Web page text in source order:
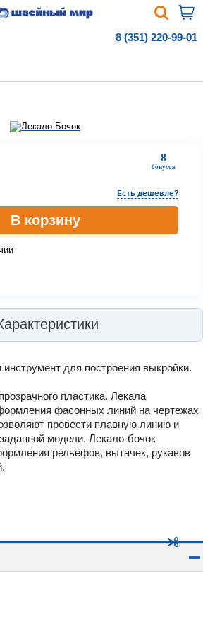
8 (351) 220-99-01
8
бонусов
Есть дешевле?
В корзину
для построения выкройки.
пластика. Лекала
фасонных линий на чертежах
провести плавную линию и
модели. Лекало-бочок
рельефов, вытачек, рукавов